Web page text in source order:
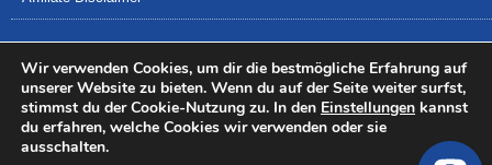
© 2024 info@motorschadenvergleich.de
Wir verwenden Cookies, um dir die bestmögliche Erfahrung auf
unserer Website zu bieten. Wenn du auf der Seite weiter surfst,
stimmst du der Cookie-Nutzung zu. In den Einstellungen kannst
du erfahren, welche Cookies wir verwenden oder sie
ausschalten.